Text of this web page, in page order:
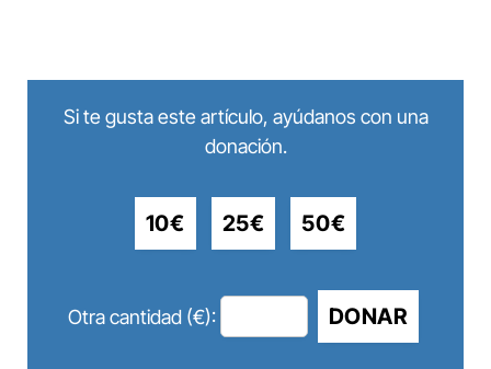
Si te gusta este artículo, ayúdanos con una
donación.
10€ 25€ 50€
Otra cantidad (€): DONAR